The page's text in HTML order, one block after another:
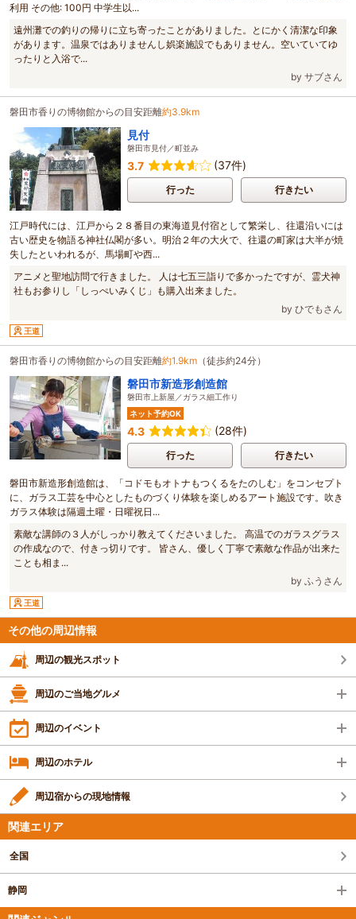
利用 その他: 100円 中学生以...
遠州灘での釣りの帰りに立ち寄ったことがありました。とにかく清潔な印象
があります。温泉ではありませんし娯楽施設でもありません。空いていてゆ
ったりと入浴で...
by サブさん
磐田市香りの博物館からの目安距離約3.9km
見付
磐田市見付／町並み
3.7 (37件)
行った 行きたい
江戸時代には、江戸から２８番目の東海道見付宿として繁栄し、往還沿いには
古い歴史を物語る神社仏閣が多い。明治２年の大火で、往還の町家は大半が焼
失したといわれるが、馬場町や西...
アニメと聖地訪問で行きました。 人は七五三詣りで多かったですが、霊犬神
社もお参りし「しっぺいみくじ」も購入出来ました。
by ひでもさん
王道
磐田市香りの博物館からの目安距離約1.9km （徒歩約24分）
磐田市新造形創造館
磐田市上新屋／ガラス細工作り
ネット予約OK
4.3 (28件)
行った 行きたい
磐田市新造形創造館は、「コドモもオトナもつくるをたのしむ」をコンセプト
に、ガラス工芸を中心としたものづくり体験を楽しめるアート施設です。吹き
ガラス体験は隔週土曜・日曜祝日...
素敵な講師の３人がしっかり教えてくださいました。 高温でのガラスグラス
の作成なので、付きっ切りです。 皆さん、優しく丁寧で素敵な作品が出来た
ことも相ま...
by ふうさん
王道
その他の周辺情報
周辺の観光スポット
周辺のご当地グルメ
周辺のイベント
周辺のホテル
周辺宿からの現地情報
関連エリア
全国
静岡